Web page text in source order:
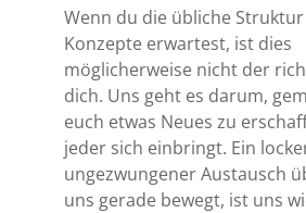
Wenn du die übliche
Konzepte erwartest, ist dies
möglicherweise nicht der
dich. Uns geht es darum,
euch etwas Neues zu
jeder sich einbringt. Ein
ungezwungener Austausch
uns gerade bewegt, ist uns